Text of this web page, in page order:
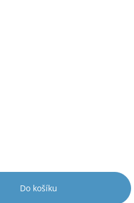
Do košíku